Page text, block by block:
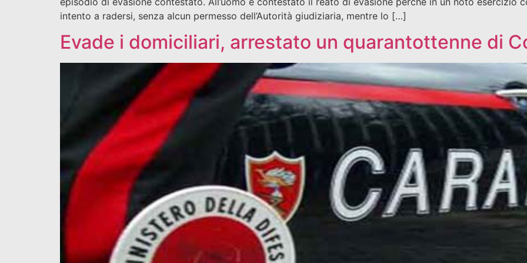
intento a radersi, senza alcun permesso dell’Autorità giudiziaria, mentre lo […]
Evade i domiciliari, arrestato un quarantottenne di